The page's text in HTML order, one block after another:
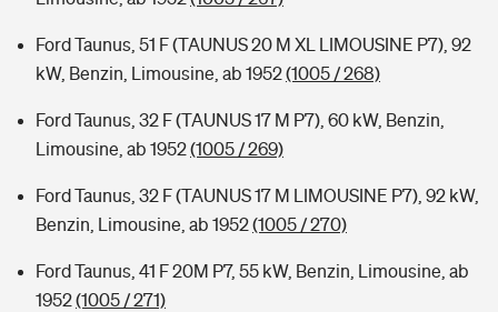
Ford Taunus, 51 F (TAUNUS 20 M XL LIMOUSINE P7), 92
kW, Benzin, Limousine, ab 1952(1005 / 268)
Ford Taunus, 32 F (TAUNUS 17 M P7), 60 kW, Benzin,
Limousine, ab 1952(1005 / 269)
Ford Taunus, 32 F (TAUNUS 17 M LIMOUSINE P7), 92 kW,
Benzin, Limousine, ab 1952(1005 / 270)
Ford Taunus, 41 F 20M P7, 55 kW, Benzin, Limousine, ab
1952(1005 / 271)